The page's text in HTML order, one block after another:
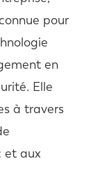
pour
en
Elle
à travers
et aux